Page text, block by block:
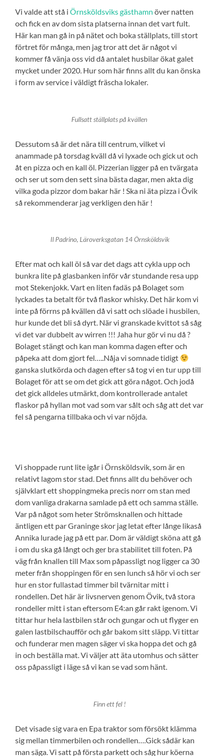
Vi valde att stå iÖrnsköldsviks gästhamn över natten
och fick en av dom sista platserna innan det vart fult.
Här kan man gå in på nätet och boka ställplats, till stort
förtret för många, men jag tror att det är något vi
kommer få vänja oss vid då antalet husbilar ökat galet
mycket under 2020. Hur som här finns allt du kan önska
i form av service i väldigt fräscha lokaler.
Fullsatt ställplats på kvällen
Dessutom så är det nära till centrum, vilket vi
anammade på torsdag kväll då vi lyxade och gick ut och
åt en pizza och en kall öl. Pizzerian ligger på en tvärgata
och ser ut som den sett sina bästa dagar, men akta dig
vilka goda pizzor dom bakar här ! Ska ni äta pizza i Övik
så rekommenderar jag verkligen den här !
Il Padrino, Läroverksgatan 14 Örnsköldsvik
Efter mat och kall öl så var det dags att cykla upp och
bunkra lite på glasbanken inför vår stundande resa upp
mot Stekenjokk. Vart en liten fadäs på Bolaget som
lyckades ta betalt för två flaskor whisky. Det här kom vi
inte på förrns på kvällen då vi satt och slöade i husbilen,
hur kunde det bli så dyrt. När vi granskade kvittot så såg
vi det var dubbelt av wirren !!! Jaha hur gör vi nu då ?
Bolaget stängt och kan man komma dagen efter och
påpeka att dom gjort fel…..Nåja vi somnade tidigt
ganska slutkörda och dagen efter så tog vi en tur upp till
Bolaget för att se om det gick att göra något. Och jodå
det gick alldeles utmärkt, dom kontrollerade antalet
flaskor på hyllan mot vad som var sålt och såg att det var
fel så pengarna tillbaka och vi var nöjda.
Vi shoppade runt lite igår i Örnsköldsvik, som är en
relativt lagom stor stad. Det finns allt du behöver och
självklart ett shoppingmeka precis norr om stan med
dom vanliga drakarna samlade på ett och samma ställe.
Var på något som heter Strömsknallen och hittade
äntligen ett par Graninge skor jag letat efter långe likaså
Annika lurade jag på ett par. Dom är väldigt sköna att gå
i om du ska gå långt och ger bra stabilitet till foten. På
väg från knallen till Max som påpassligt nog ligger ca 30
meter från shoppingen för en sen lunch så hör vi och ser
hur en stor fullastad timmer bil tvärnitar mitt i
rondellen. Det här är livsnerven genom Övik, två stora
rondeller mitt i stan eftersom E4:an går rakt igenom. Vi
tittar hur hela lastbilen står och gungar och ut flyger en
galen lastbilschaufför och går bakom sitt släpp. Vi tittar
och funderar men magen säger vi ska hoppa det och gå
in och beställa mat. Vi väljer att äta utomhus och sätter
oss påpassligt i läge så vi kan se vad som hänt.
Finn ett fel !
Det visade sig vara en Epa traktor som försökt klämma
sig mellan timmerbilen och rondellen….Gick sådär kan
man säga. Vi satt på första parkett och såg hur köerna